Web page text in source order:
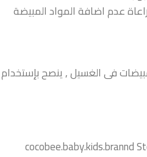
عدم اضافة المواد المبيضة
فى الغسيل , ينصح بإستخدام